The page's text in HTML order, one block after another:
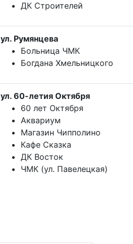
ДК Строителей
ул. Румянцева
Больница ЧМК
Богдана Хмельницкого
ул. 60-летия Октября
60 лет Октября
Аквариум
Магазин Чипполино
Кафе Сказка
ДК Восток
ЧМК (ул. Павелецкая)